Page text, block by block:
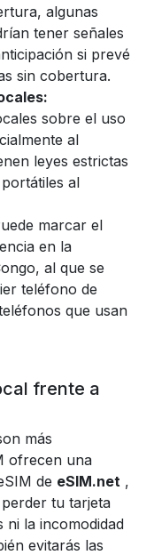
algunas
tener señales
si prevé
sin cobertura.
sobre el uso
al
leyes estrictas
al
marcar el
en la
al que se
teléfono de
que usan
frente a
más
ofrecen una
de eSIM.net ,
tu tarjeta
la incomodidad
evitarás las